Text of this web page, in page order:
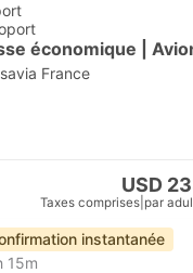
économique |
France
USD
Taxes comprises par
instantanée
15m